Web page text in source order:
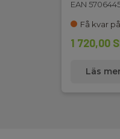
EAN
Få kvar
1 720,00
Läs